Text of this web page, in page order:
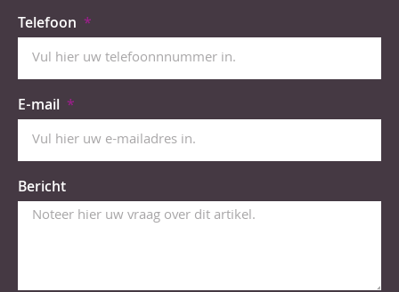
Telefoon
E-mail
Bericht